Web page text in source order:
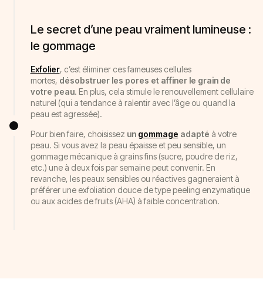
Le secret d’une peau vraiment lumineuse :
le gommage
Exfolier, c’est éliminer ces fameuses cellules
mortes, désobstruer les pores et affiner le grain de
votre peau. En plus, cela stimule le renouvellement cellulaire
naturel (qui a tendance à ralentir avec l’âge ou quand la
peau est agressée).
Pour bien faire, choisissez un gommage adapté à votre
peau. Si vous avez la peau épaisse et peu sensible, un
gommage mécanique à grains fins (sucre, poudre de riz,
etc.) une à deux fois par semaine peut convenir. En
revanche, les peaux sensibles ou réactives gagneraient à
préférer une exfoliation douce de type peeling enzymatique
ou aux acides de fruits (AHA) à faible concentration.